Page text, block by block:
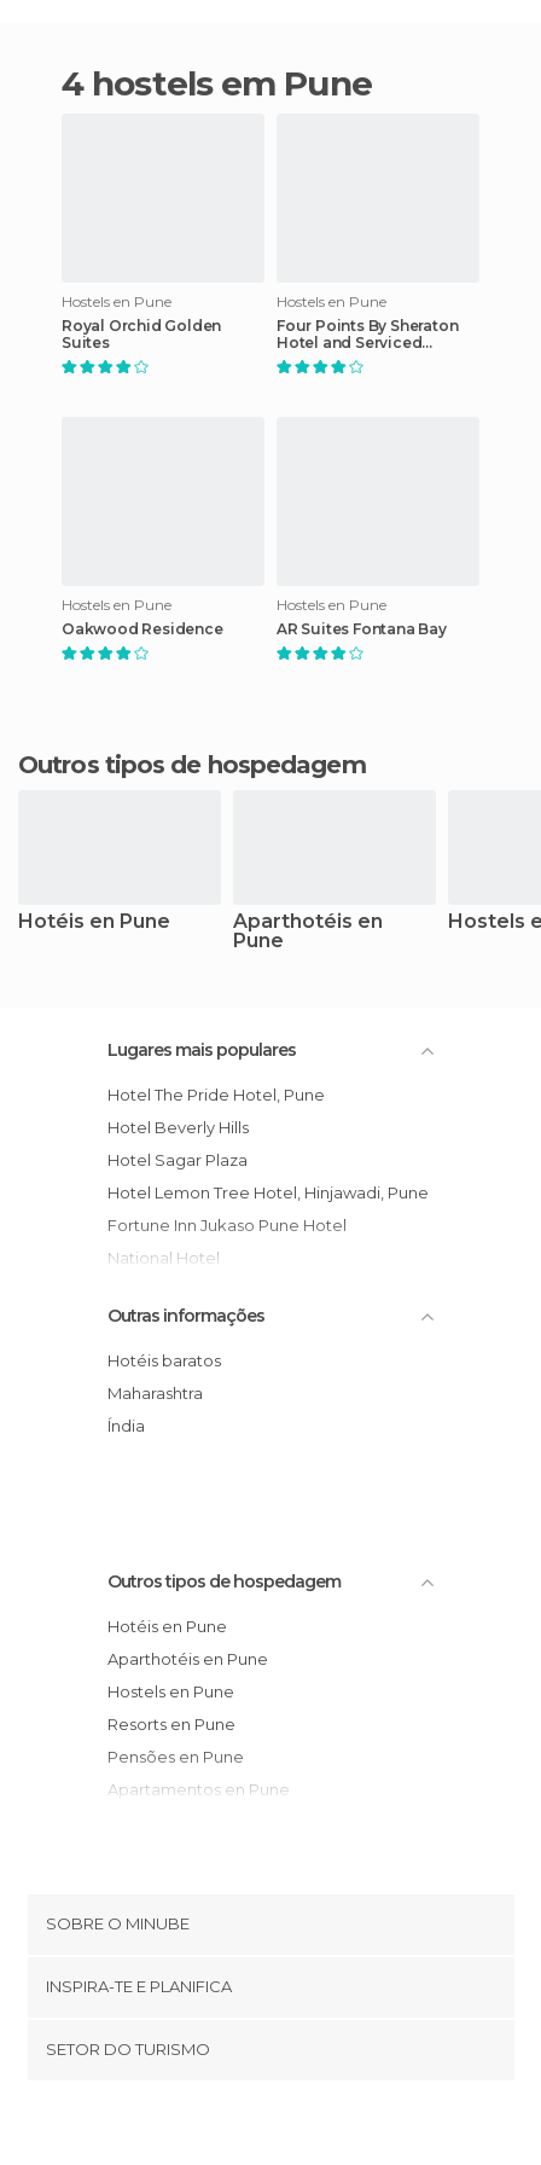
4 hostels em Pune
Hostels en Pune
Royal Orchid Golden
Suites
Hostels en Pune
Four Points By Sheraton
Hotel and Serviced
Apartments
Hostels en Pune
Oakwood Residence
Hostels en Pune
AR Suites Fontana Bay
Outros tipos de hospedagem
Hotéis en Pune
Aparthotéis en
Pune
Hostels
Lugares mais populares
Hotel The Pride Hotel, Pune
Hotel Beverly Hills
Hotel Sagar Plaza
Hotel Lemon Tree Hotel, Hinjawadi, Pune
Fortune Inn Jukaso Pune Hotel
National Hotel
Quality Hotel Regency
Royal Orchid Golden Suites
The Central Park Hotel Pune
Hotel Sadanand Regency
Outras informações
Hotéis baratos
Maharashtra
Índia
Outros tipos de hospedagem
Hotéis en Pune
Aparthotéis en Pune
Hostels en Pune
Resorts en Pune
Pensões en Pune
Apartamentos en Pune
SOBRE O MINUBE
Términos e Condições
INSPIRA-TE E PLANIFICA
SETOR DO TURISMO